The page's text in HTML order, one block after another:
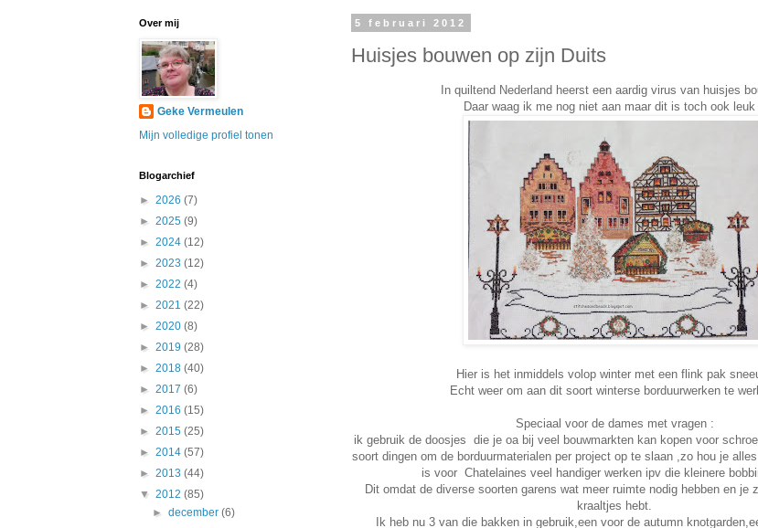
5 februari 2012
Huisjes bouwen op zijn Duits
In quiltend Nederland heerst een aardig virus van huisjes
Daar waag ik me nog niet aan maar dit is toch ook leuk
Hier is het inmiddels volop winter met een flink pak
Echt weer om aan dit soort winterse borduurwerken te
Speciaal voor de dames met vragen :
ik gebruik de doosjes die je oa bij veel bouwmarkten kan kopen voor
soort dingen om de borduurmaterialen per project op te slaan ,zo hou je
is voor Chatelaines veel handiger werken ipv die kleinere
Dit omdat de diverse soorten garens wat meer ruimte nodig hebben en je
kraaltjes hebt.
Ik heb nu 3 van die bakken in gebruik,een voor de autumn
Over mij
Geke Vermeulen
Mijn volledige profiel tonen
Blogarchief
► 2026 (7)
► 2025 (9)
► 2024 (12)
► 2023 (12)
► 2022 (4)
► 2021 (22)
► 2020 (8)
► 2019 (28)
► 2018 (40)
► 2017 (6)
► 2016 (15)
► 2015 (25)
► 2014 (57)
► 2013 (44)
▼ 2012 (85)
►december(6)